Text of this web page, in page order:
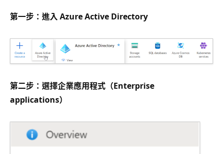
第一步：進入 Azure Active Directory
第二步：選擇企業應用程式（Enterprise
applications）